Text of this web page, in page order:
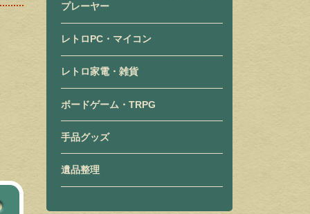
プレーヤー
レトロPC・マイコン
レトロ家電・雑貨
ボードゲーム・TRPG
手品グッズ
遺品整理